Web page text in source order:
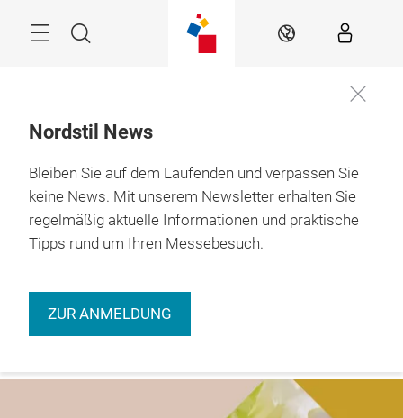
Suche DE
Nordstil News
Bleiben Sie auf dem Laufenden und verpassen Sie
keine News. Mit unserem Newsletter erhalten Sie
regelmäßig aktuelle Informationen und praktische
Tipps rund um Ihren Messebesuch.
ZUR ANMELDUNG
9. – 11.01.2027
Hamburg
Jetzt
informieren